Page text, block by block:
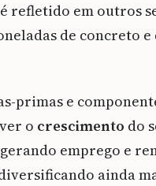
refletido em outros
de concreto
primas e
o crescimento do
emprego e
ainda